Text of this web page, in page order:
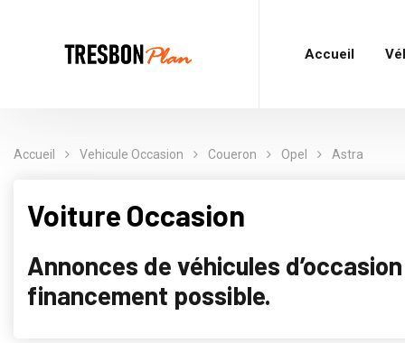
Accueil
Accueil Vehicule Occasion Coueron Opel Astra
Voiture Occasion
Annonces de véhicules
financement possible.